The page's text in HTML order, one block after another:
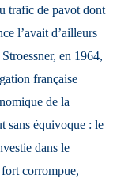
trafic de pavot dont
l’avait d’ailleurs
en 1964,
française
de la
sans équivoque : le
dans le
corrompue,